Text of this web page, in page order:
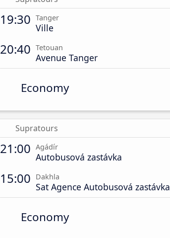
19:30 Tanger
Ville
20:40 Tetouan
Avenue Tanger
Economy
Supratours
21:00 Agádír
Autobusová zastávka
15:00 Dakhla
Sat Agence Autobusová zastávka
Economy